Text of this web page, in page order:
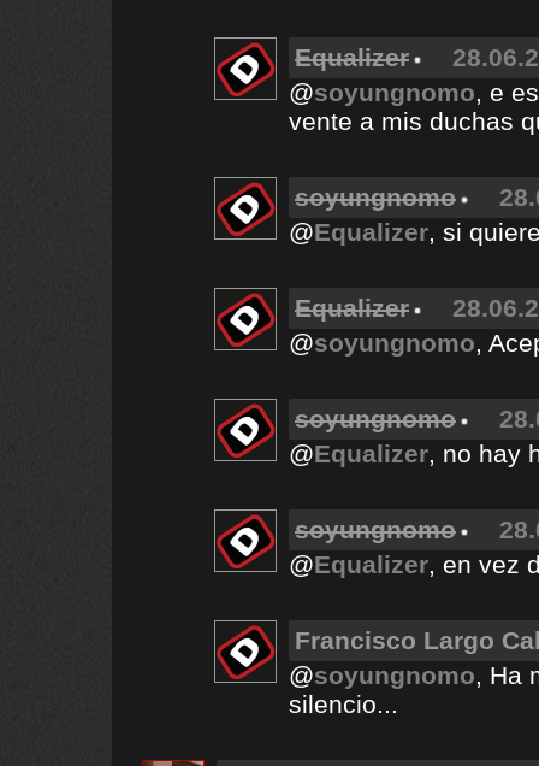
Equalizer
@soyungnomo, e
vente a mis duchas
soyungnomo
@Equalizer, si
Equalizer
@soyungnomo,
soyungnomo
@Equalizer, no hay
soyungnomo
@Equalizer, en vez
Francisco Largo
@soyungnomo, Ha
silencio...